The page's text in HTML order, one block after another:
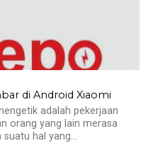
di Android Xiaomi
adalah pekerjaan
orang yang lain merasa
hal yang...